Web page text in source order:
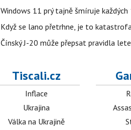
Windows 11 prý tajně šmíruje
Když se lano přetrhne, je to
Čínský J-20 může přepsat pravidla
Tiscali.cz
Inflace
Ukrajina
Válka na Ukrajině